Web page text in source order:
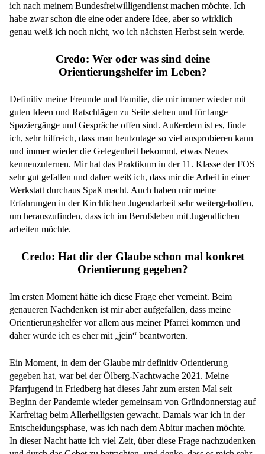
ich nach meinem Bundesfreiwilligendienst machen möchte. Ich
habe zwar schon die eine oder andere Idee, aber so wirklich
genau weiß ich noch nicht, wo ich nächsten Herbst sein werde.
Credo: Wer oder was sind deine
Orientierungshelfer im Leben?
Definitiv meine Freunde und Familie, die mir immer wieder mit
guten Ideen und Ratschlägen zu Seite stehen und für lange
Spaziergänge und Gespräche offen sind. Außerdem ist es, finde
ich, sehr hilfreich, dass man heutzutage so viel ausprobieren kann
und immer wieder die Gelegenheit bekommt, etwas Neues
kennenzulernen. Mir hat das Praktikum in der 11. Klasse der FOS
sehr gut gefallen und daher weiß ich, dass mir die Arbeit in einer
Werkstatt durchaus Spaß macht. Auch haben mir meine
Erfahrungen in der Kirchlichen Jugendarbeit sehr weitergeholfen,
um herauszufinden, dass ich im Berufsleben mit Jugendlichen
arbeiten möchte.
Credo: Hat dir der Glaube schon mal konkret
Orientierung gegeben?
Im ersten Moment hätte ich diese Frage eher verneint. Beim
genaueren Nachdenken ist mir aber aufgefallen, dass meine
Orientierungshelfer vor allem aus meiner Pfarrei kommen und
daher würde ich es eher mit „jein“ beantworten.
Ein Moment, in dem der Glaube mir definitiv Orientierung
gegeben hat, war bei der Ölberg-Nachtwache 2021. Meine
Pfarrjugend in Friedberg hat dieses Jahr zum ersten Mal seit
Beginn der Pandemie wieder gemeinsam von Gründonnerstag auf
Karfreitag beim Allerheiligsten gewacht. Damals war ich in der
Entscheidungsphase, was ich nach dem Abitur machen möchte.
In dieser Nacht hatte ich viel Zeit, über diese Frage nachzudenken